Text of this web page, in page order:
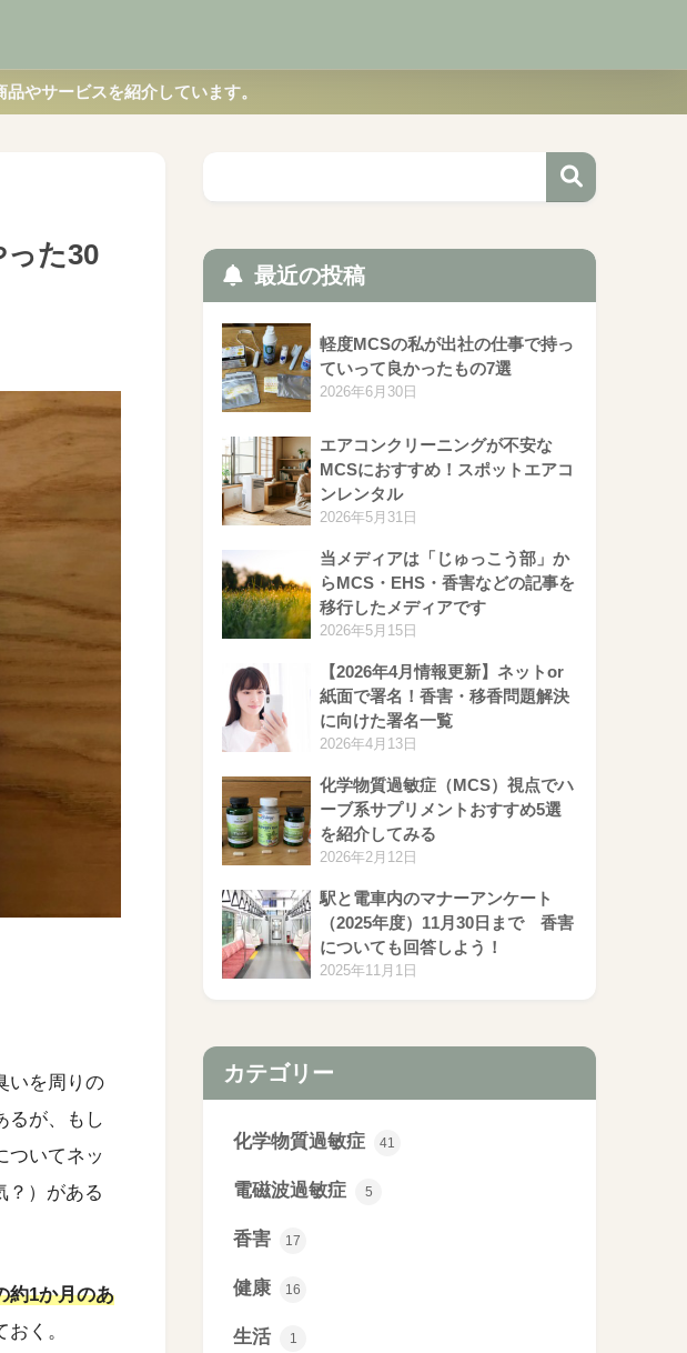
やサービスを紹介しています。
った30
いを周りの
るが、もし
ついてネッ
？）がある
約1か月のあ
く。
最近の投稿
軽度MCSの私が出社の仕事で持っ
ていって良かったもの7選
2026年6月30日
エアコンクリーニングが不安な
MCSにおすすめ！スポットエアコ
ンレンタル
2026年5月31日
当メディアは「じゅっこう部」か
らMCS・EHS・香害などの記事を
移行したメディアです
2026年5月15日
【2026年4月情報更新】ネットor
紙面で署名！香害・移香問題解決
に向けた署名一覧
2026年4月13日
化学物質過敏症（MCS）視点でハ
ーブ系サプリメントおすすめ5選
を紹介してみる
2026年2月12日
駅と電車内のマナーアンケート
（2025年度）11月30日まで 香害
についても回答しよう！
2025年11月1日
カテゴリー
化学物質過敏症 41
電磁波過敏症 5
香害 17
健康 16
生活 1